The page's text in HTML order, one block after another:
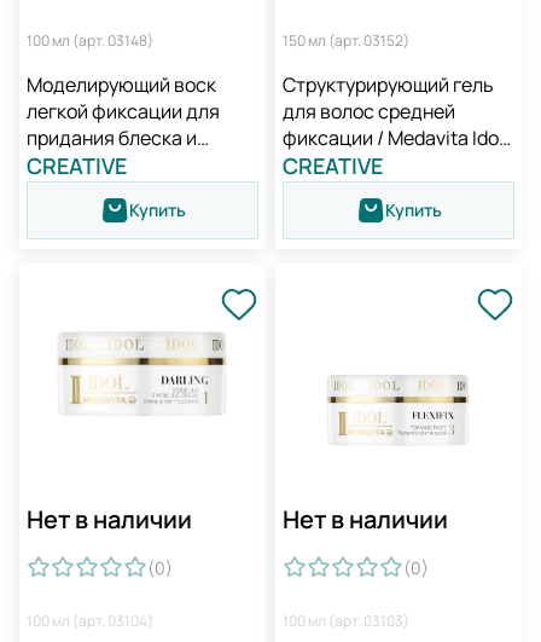
100 мл (арт. 03148)
Моделирующий воск
легкой фиксации для
придания блеска и
укладки волос / Medavita
Idol Blink Modelling Wax
CREATIVE
Купить
150 мл (арт. 03152)
Структурирующий гель
для волос средней
фиксации / Medavita Idol
Grip Structuring Gel
CREATIVE
Купить
Нет в наличии
(0)
100 мл (арт. 03104)
Нет в наличии
(0)
100 мл (арт. 03103)